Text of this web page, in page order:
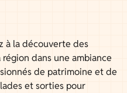
à la découverte des
dans une ambiance
de patrimoine et de
et sorties pour